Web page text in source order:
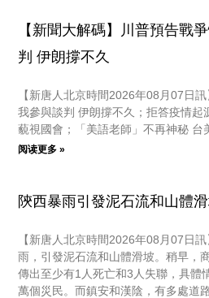
【新聞大解碼】川普預告戰
判 伊朗撐不久
【新唐人北京時間2026年08月07日
我參與談判 伊朗撐不久；拒答疫情起
藐視國會；「美語老師」不再神秘 台
阅读更多 »
陝西暴雨引發泥石流和山體
【新唐人北京時間2026年08月07日
雨，引發泥石流和山體滑坡。稍早，
傳出至少有1人死亡和3人失聯，具體
萬個災民。而鎮安和漢陰，有多處道